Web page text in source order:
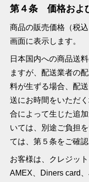
第４条 価格およ
商品の販売価格（税
画面に表示します。
日本国内への商品送
ますが、配送業者の
料が生ずる場合、配
送にお時間をいただ
合によって生じた追
いては、別途ご負担
ては、第５条をご確認
お客様は、クレジッ
AMEX、Diners card